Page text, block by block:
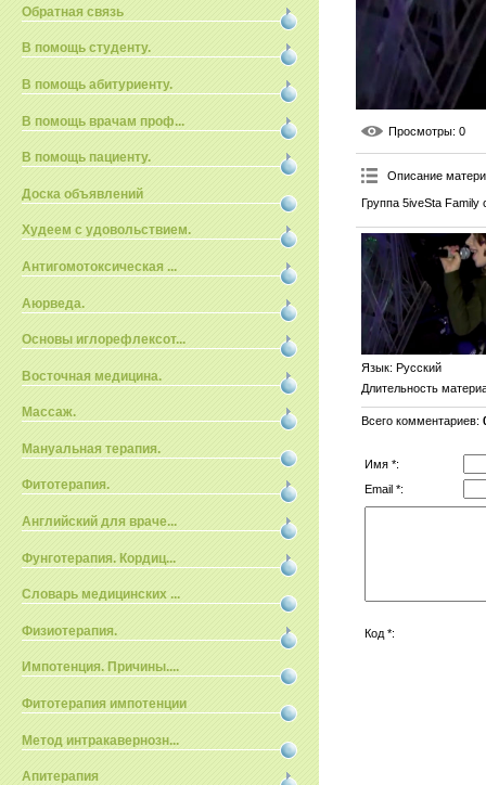
Обратная связь
В помощь студенту.
В помощь абитуриенту.
В помощь врачам проф...
В помощь пациенту.
Доска объявлений
Худеем с удовольствием.
Антигомотоксическая ...
Аюрведа.
Основы иглорефлексот...
Восточная медицина.
Массаж.
Мануальная терапия.
Фитотерапия.
Английский для враче...
Фунготерапия. Кордиц...
Словарь медицинских ...
Физиотерапия.
Импотенция. Причины....
Фитотерапия импотенции
Метод интракавернозн...
Апитерапия
Просмотры: 0
Описание
Группа 5iveSta Family
Язык: Русский
Длительность
Всего комментариев:
Имя *:
Email *:
Код *: